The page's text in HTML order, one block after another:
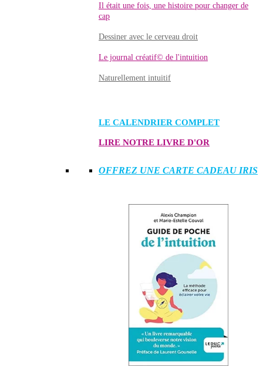
Il était une fois, une histoire pour changer de
cap
Dessiner avec le cerveau droit
Le journal créatif© de l'intuition
Naturellement intuitif
LE CALENDRIER COMPLET
LIRE NOTRE LIVRE D'OR
OFFREZ UNE CARTE CADEAU IRIS